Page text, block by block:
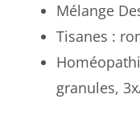
Mélange
Tisanes :
granules,